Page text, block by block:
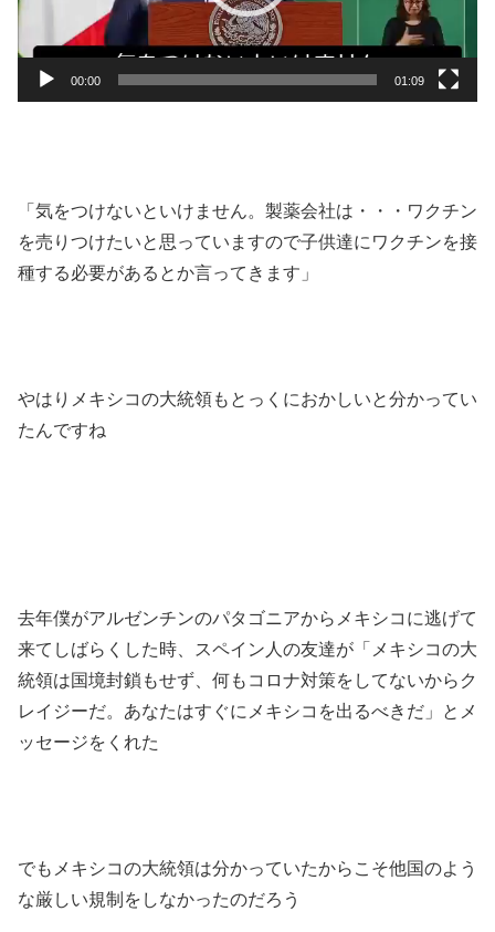
ヤ
00:00 01:09
「気をつけないといけません。製薬会社は・・・ワクチン
を売りつけたいと思っていますので子供達にワクチンを接
種する必要があるとか言ってきます」
やはりメキシコの大統領もとっくにおかしいと分かってい
たんですね
去年僕がアルゼンチンのパタゴニアからメキシコに逃げて
来てしばらくした時、スペイン人の友達が「メキシコの大
統領は国境封鎖もせず、何もコロナ対策をしてないからク
レイジーだ。あなたはすぐにメキシコを出るべきだ」とメ
ッセージをくれた
でもメキシコの大統領は分かっていたからこそ他国のよう
な厳しい規制をしなかったのだろう